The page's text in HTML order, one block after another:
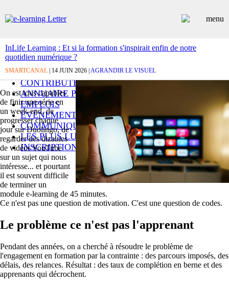
ARTICLES
DOSSIERS
CONTRIBUTEURS
ANNUAIRE PREMIUM
EMPLOIS
ÉVÉNEMENTS
COMMUNIQUÉS
LES PLUS LUS
INSCRIPTION NEWSLETTER
InLife Learning : Et si la formation s'inspirait enfin de notre
quotidien numérique ?
SMARTCANAL | 14 JUIN 2026 | AGRANDIR LE VISUEL
On est tous capables
de finir une série en
un week-end, de
progresser chaque
jour sur Duolingo, de
regarder des dizaines
de vidéos YouTube
sur un sujet qui nous
intéresse... et pourtant
il est souvent difficile
de terminer un
module e-learning de 45 minutes.
Ce n'est pas une question de motivation. C'est une question de codes.
Le problème ce n'est pas l'apprenant
Pendant des années, on a cherché à résoudre le problème de
l'engagement en formation par la contrainte : des parcours imposés, des
délais, des relances. Résultat : des taux de complétion en berne et des
apprenants qui décrochent.